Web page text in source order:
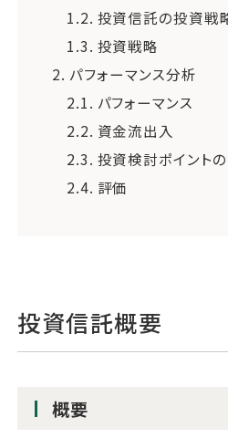
1.2. 投資信託の投資戦
1.3. 投資戦略
2. パフォーマンス分析
2.1. パフォーマンス
2.2. 資金流出入
2.3. 投資検討ポイント
2.4. 評価
投資信託概要
概要